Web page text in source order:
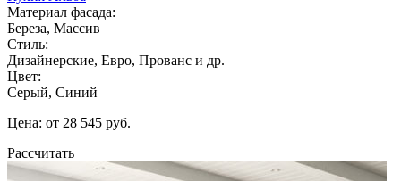
Материал фасада:
Береза, Массив
Стиль:
Дизайнерские, Евро, Прованс и др.
Цвет:
Серый, Синий
Цена: от 28 545 руб.
Рассчитать